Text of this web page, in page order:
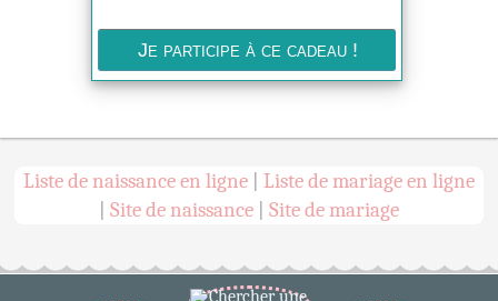
Liste de naissance en ligne| Liste de mariage en ligne
Site de naissance| Site de mariage